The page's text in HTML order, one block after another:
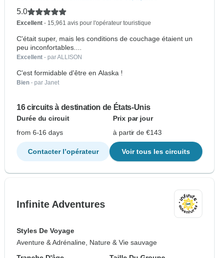
5.0
Excellent - 15,961 avis pour l'opérateur touristique
C'était super, mais les conditions de couchage étaient un
peu inconfortables....
Excellent - par ALLISON
C'est formidable d'être en Alaska !
Bien - par Janet
16 circuits à destination de États-Unis
Durée du circuit
Prix par jour
from 6-16 days
à partir de €143
Contacter l’opérateur Voir tous les circuits
Infinite Adventures
Styles De Voyage
Aventure & Adrénaline, Nature & Vie sauvage